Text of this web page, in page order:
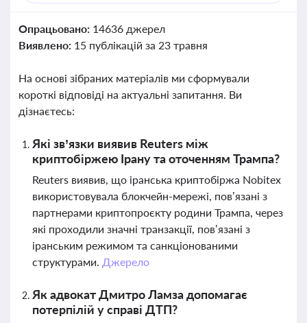
Опрацьовано: 14636 джерел
Виявлено: 15 публікацій за 23 травня
На основі зібраних матеріалів ми сформували
короткі відповіді на актуальні запитання. Ви
дізнаєтесь:
Які зв’язки виявив Reuters між
криптобіржею Ірану та оточенням Трампа?
Reuters виявив, що іранська криптобіржа Nobitex
використовувала блокчейн-мережі, пов’язані з
партнерами криптопроєкту родини Трампа, через
які проходили значні транзакції, пов’язані з
іранським режимом та санкціонованими
структурами. Джерело
Як адвокат Дмитро Ламза допомагає
потерпілій у справі ДТП?